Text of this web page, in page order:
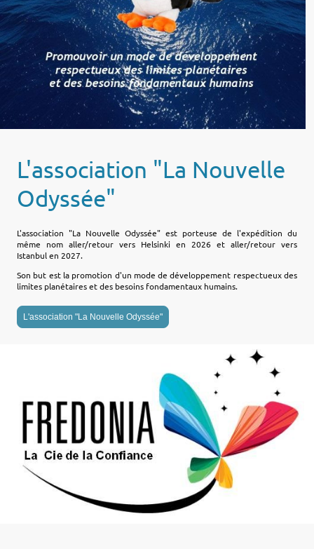
L'association "La Nouvelle
Odyssée"
L'association "La Nouvelle Odyssée" est porteuse de l'expédition du
même nom aller/retour vers Helsinki en 2026 et aller/retour vers
Istanbul en 2027.
Son but est la promotion d'un mode de développement respectueux des
limites planétaires et des besoins fondamentaux humains.
L'association "La Nouvelle Odyssée"